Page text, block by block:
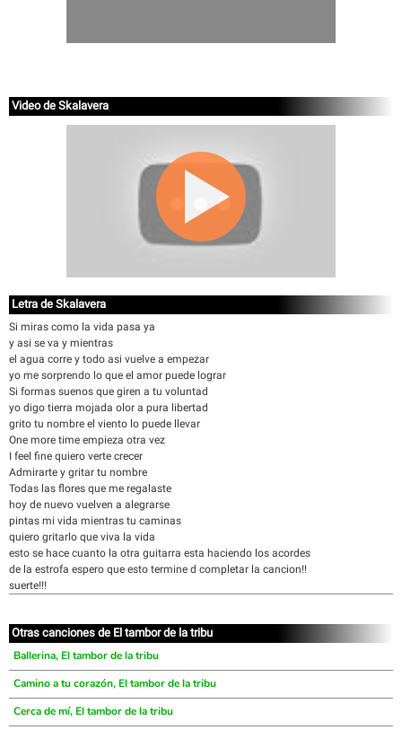
Video de Skalavera
Letra de Skalavera
Si miras como la vida pasa ya
y asi se va y mientras
el agua corre y todo asi vuelve a empezar
yo me sorprendo lo que el amor puede lograr
Si formas suenos que giren a tu voluntad
yo digo tierra mojada olor a pura libertad
grito tu nombre el viento lo puede llevar
One more time empieza otra vez
I feel fine quiero verte crecer
Admirarte y gritar tu nombre
Todas las flores que me regalaste
hoy de nuevo vuelven a alegrarse
pintas mi vida mientras tu caminas
quiero gritarlo que viva la vida
esto se hace cuanto la otra guitarra esta haciendo los acordes
de la estrofa espero que esto termine d completar la cancion!!
suerte!!!
Otras canciones de El tambor de la tribu
Ballerina, El tambor de la tribu
Camino a tu corazón, El tambor de la tribu
Cerca de mí, El tambor de la tribu